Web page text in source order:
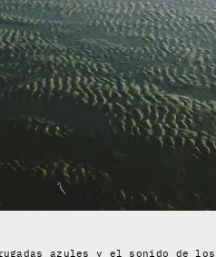
azules y el sonido de